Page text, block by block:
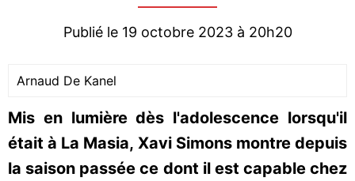
Publié le 19 octobre 2023 à 20h20
Arnaud De Kanel
Mis en lumière dès l'adolescence lorsqu'il
était à La Masia, Xavi Simons montre depuis
la saison passée ce dont il est capable chez